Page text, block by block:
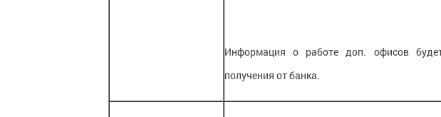
Информация о работе доп. офисов
получения от банка.